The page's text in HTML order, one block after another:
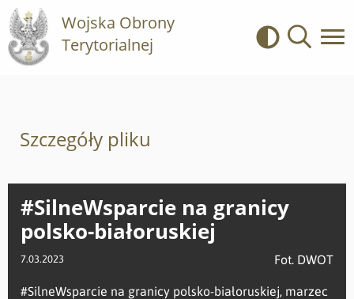
Wojska Obrony
Terytorialnej
Kontrast
Szczegóły pliku
#SilneWsparcie na granicy
polsko-białoruskiej
7.03.2023 Fot. DWOT
#SilneWsparcie na granicy polsko-białoruskiej, marzec